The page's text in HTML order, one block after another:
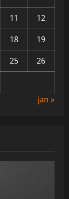
11
12
18
19
25
26
jan »